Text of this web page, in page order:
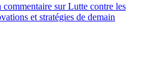
commentaire sur Lutte contre les
et stratégies de demain